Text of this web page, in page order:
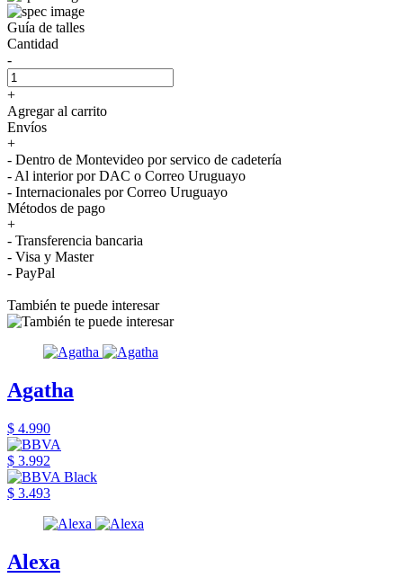
Guía de talles
Cantidad
-
+
Agregar al carrito
Envíos
+
- Dentro de Montevideo por servico de cadetería
- Al interior por DAC o Correo Uruguayo
- Internacionales por Correo Uruguayo
Métodos de pago
+
- Transferencia bancaria
- Visa y Master
- PayPal
También te puede interesar
Agatha
$ 4.990
$ 3.992
$ 3.493
Alexa